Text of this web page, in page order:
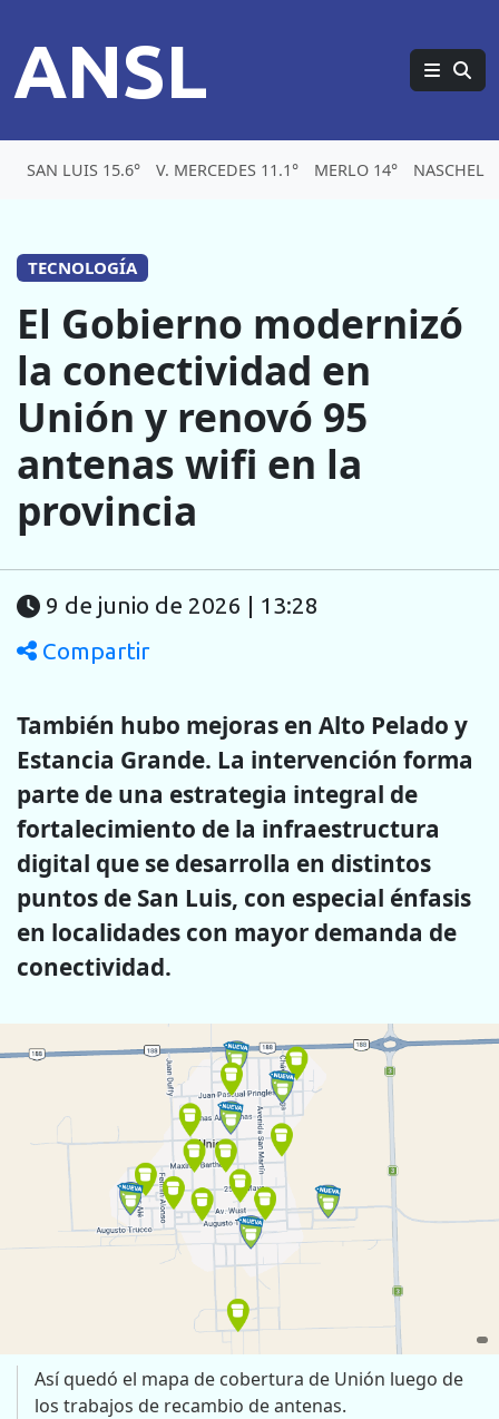
ANSL
SAN LUIS 15.6° V. MERCEDES 11.1° MERLO 14° NASCHEL
TECNOLOGÍA
El Gobierno modernizó
la conectividad en
Unión y renovó 95
antenas wifi en la
provincia
9 de junio de 2026 | 13:28
Compartir
También hubo mejoras en Alto Pelado y
Estancia Grande. La intervención forma
parte de una estrategia integral de
fortalecimiento de la infraestructura
digital que se desarrolla en distintos
puntos de San Luis, con especial énfasis
en localidades con mayor demanda de
conectividad.
Así quedó el mapa de cobertura de Unión luego de
los trabajos de recambio de antenas.